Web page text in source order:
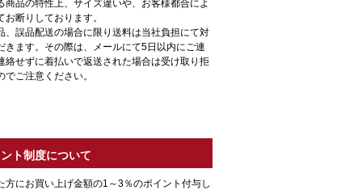
商品の特性上、サイズ違いや、お客様都合によ
お断りしております。
、誤品配送の場合に限り送料は当社負担にて対
きます。その際は、メールにて5日以内にご連
絡せずに着払いで返送された場合は受け取り拒
でご注意ください。
ト制度について
方にお買い上げ金額の1～3％のポイント付与し